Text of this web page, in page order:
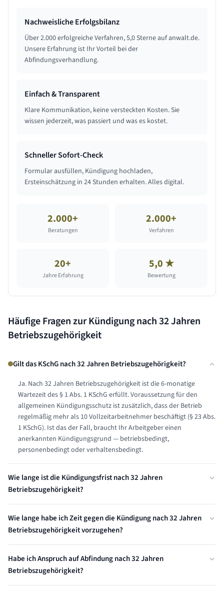
Nachweisliche Erfolgsbilanz
Über 2.000 erfolgreiche Verfahren, 5,0 Sterne auf anwalt.de.
Unsere Erfahrung ist Ihr Vorteil bei der
Abfindungsverhandlung.
Einfach & Transparent
Klare Kommunikation, keine versteckten Kosten. Sie
wissen jederzeit, was passiert und was es kostet.
Schneller Sofort-Check
Formular ausfüllen, Kündigung hochladen,
Ersteinschätzung in 24 Stunden erhalten. Alles digital.
2.000+
Beratungen
2.000+
Verfahren
20+
Jahre Erfahrung
5,0 ★
Bewertung
Häufige Fragen zur Kündigung nach32 Jahren
Betriebszugehörigkeit
Gilt das KSchG nach 32 Jahren Betriebszugehörigkeit?
Ja. Nach 32 Jahren Betriebszugehörigkeit ist die 6-monatige
Wartezeit des § 1 Abs. 1 KSchG erfüllt. Voraussetzung für den
allgemeinen Kündigungsschutz ist zusätzlich, dass der Betrieb
regelmäßig mehr als 10 Vollzeitarbeitnehmer beschäftigt (§ 23 Abs.
1 KSchG). Ist das der Fall, braucht Ihr Arbeitgeber einen
anerkannten Kündigungsgrund — betriebsbedingt,
personenbedingt oder verhaltensbedingt.
Wie lange ist die Kündigungsfrist nach 32 Jahren
Betriebszugehörigkeit?
Kündigungsfrist 7 Monate zum Ende des Kalendermonats (§ 622
Abs. 2 BGB). Diese Frist kann durch Arbeitsvertrag oder Tarifvertrag
verlängert, aber nicht verkürzt werden. Eine zu kurze
Kündigungsfrist macht die Kündigung zwar nicht unwirksam, aber
angreifbar — sie wird dann zum nächstmöglichen Termin wirksam.
Wie lange habe ich Zeit gegen die Kündigung nach 32 Jahren
Betriebszugehörigkeit vorzugehen?
Zeit, Kündigungsschutzklage beim Arbeitsgericht einzureichen (§ 4
KSchG). Diese Frist ist absolut — wird sie versäumt, gilt die
Kündigung als wirksam, selbst wenn sie rechtswidrig war. Nur in
Habe ich Anspruch auf Abfindung nach 32 Jahren
Betriebszugehörigkeit?